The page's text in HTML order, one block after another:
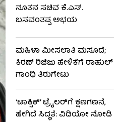
ನೂತನ ಸಚಿವ ಕೆ.ಎಸ್.
ಬಸವಂತಪ್ಪ ಅಭಯ
ಮಹಿಳಾ ಮೀಸಲಾತಿ ಮಸೂದೆ;
ಕಿರಣ್ ರಿಜಿಜು ಹೇಳಿಕೆಗೆ ರಾಹುಲ್
ಗಾಂಧಿ ತಿರುಗೇಟು
‘ಟಾಕ್ಸಿಕ್’ ಟ್ರೈಲರ್​​ಗೆ ಕ್ಷಣಗಣನೆ,
ಹೇಗಿದೆ ಸಿದ್ಧತೆ: ವಿಡಿಯೋ ನೋಡಿ